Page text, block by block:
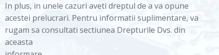
In plus, in unele cazuri aveti dreptul de a va opune
acestei prelucrari. Pentru informatii suplimentare, va
rugam sa consultati sectiunea Drepturile Dvs. din
aceasta